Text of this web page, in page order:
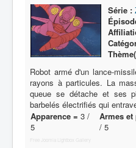
K
L
M
N
O
P
Série :
Robot armé d'un lance-
rayons à particules. La
queue se détache et ses
barbelés électrifiés qui
Apparence = 3 /
5
Armes
/ 5